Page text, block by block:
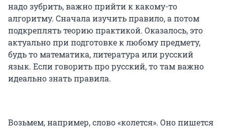
надо зубрить, важно прийти к какому-то
алгоритму. Сначала изучить правило, а потом
подкреплять теорию практикой. Оказалось, это
актуально при подготовке к любому предмету,
будь то математика, литература или русский
язык. Если говорить про русский, то там важно
идеально знать правила.
Возьмем, например, слово «колется». Оно пишется